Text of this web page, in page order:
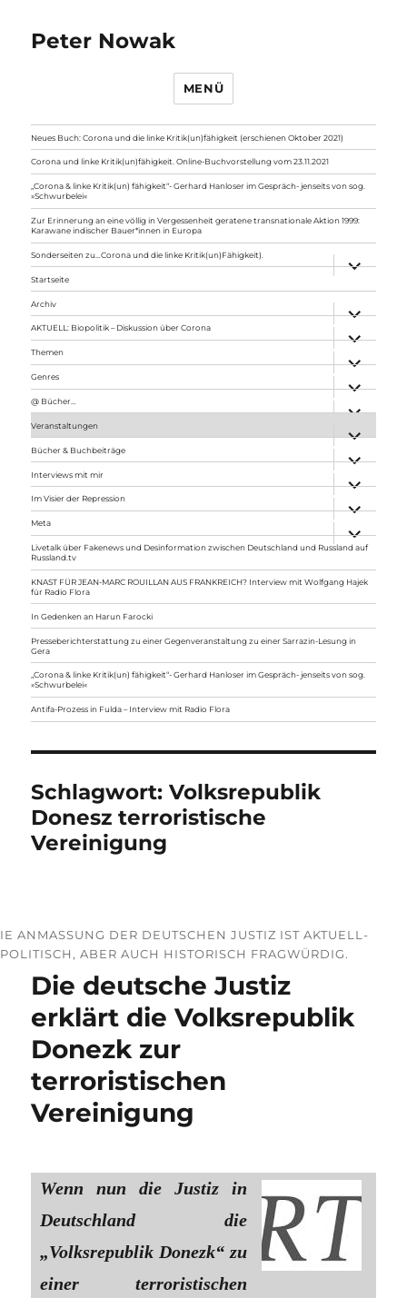
Peter Nowak
MENÜ
Neues Buch: Corona und die linke Kritik(un)fähigkeit (erschienen Oktober 2021)
Corona und linke Kritik(un)fähigkeit. Online-Buchvorstellung vom 23.11.2021
„Corona & linke Kritik(un) fähigkeit“- Gerhard Hanloser im Gespräch- jenseits von sog.
»Schwurbelei«
Zur Erinnerung an eine völlig in Vergessenheit geratene transnationale Aktion 1999:
Karawane indischer Bauer*innen in Europa
Sonderseiten zu…Corona und die linke Kritik(un)Fähigkeit).
anzeigen
Startseite
Archiv
anzeigen
AKTUELL: Biopolitik – Diskussion über Corona
anzeigen
Themen
anzeigen
Genres
anzeigen
@ Bücher…
Veranstaltungen
anzeigen
Bücher & Buchbeiträge
anzeigen
Interviews mit mir
anzeigen
Im Visier der Repression
anzeigen
Meta
anzeigen
Livetalk über Fakenews und Desinformation zwischen Deutschland und Russland auf
Russland.tv
KNAST FÜR JEAN-MARC ROUILLAN AUS FRANKREICH? Interview mit Wolfgang Hajek
für Radio Flora
In Gedenken an Harun Farocki
Presseberichterstattung zu einer Gegenveranstaltung zu einer Sarrazin-Lesung in
Gera
„Corona & linke Kritik(un) fähigkeit“- Gerhard Hanloser im Gespräch- jenseits von sog.
»Schwurbelei«
Antifa-Prozess in Fulda – Interview mit Radio Flora
Schlagwort:Volksrepublik
Donesz terroristische
Vereinigung
IE ANMASSUNG DER DEUTSCHEN JUSTIZ IST AKTUELL-P
OLITISCH, ABER AUCH HISTORISCH FRAGWÜRDIG.
Die deutsche Justiz
erklärt die Volksrepublik
Donezk zur
terroristischen
Vereinigung
Wenn nun die Justiz in
Deutschland die
„Volksrepublik Donezk“ zu
einer terroristischen